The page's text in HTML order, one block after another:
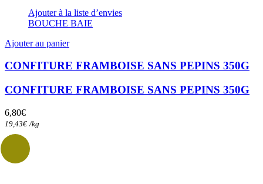
Ajouter à la liste d’envies
BOUCHE BAIE
Ajouter au panier
CONFITURE FRAMBOISE SANS PEPINS 350G
CONFITURE FRAMBOISE SANS PEPINS 350G
6,80€
19,43€ /kg